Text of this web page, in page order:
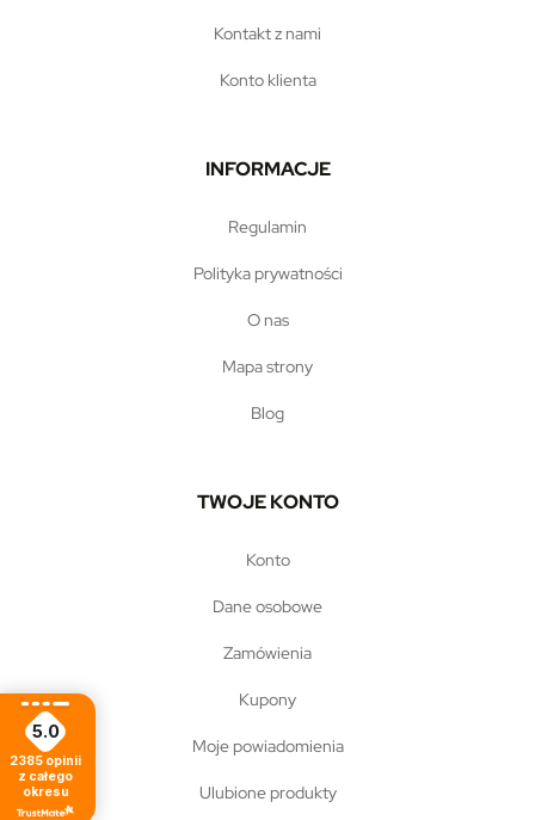
5.0
2385 opinii
z całego
okresu
kontakt z nami
konto klienta
INFORMACJE
regulamin
polityka prywatności
o nas
mapa strony
blog
TWOJE KONTO
konto
dane osobowe
zamówienia
kupony
moje powiadomienia
ulubione produkty